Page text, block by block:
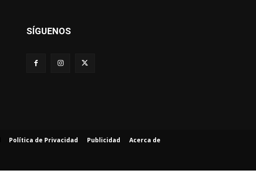
SÍGUENOS
Política de Privacidad Publicidad Acerca de